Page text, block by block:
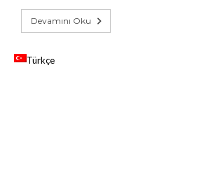
Devamını Oku
Türkçe